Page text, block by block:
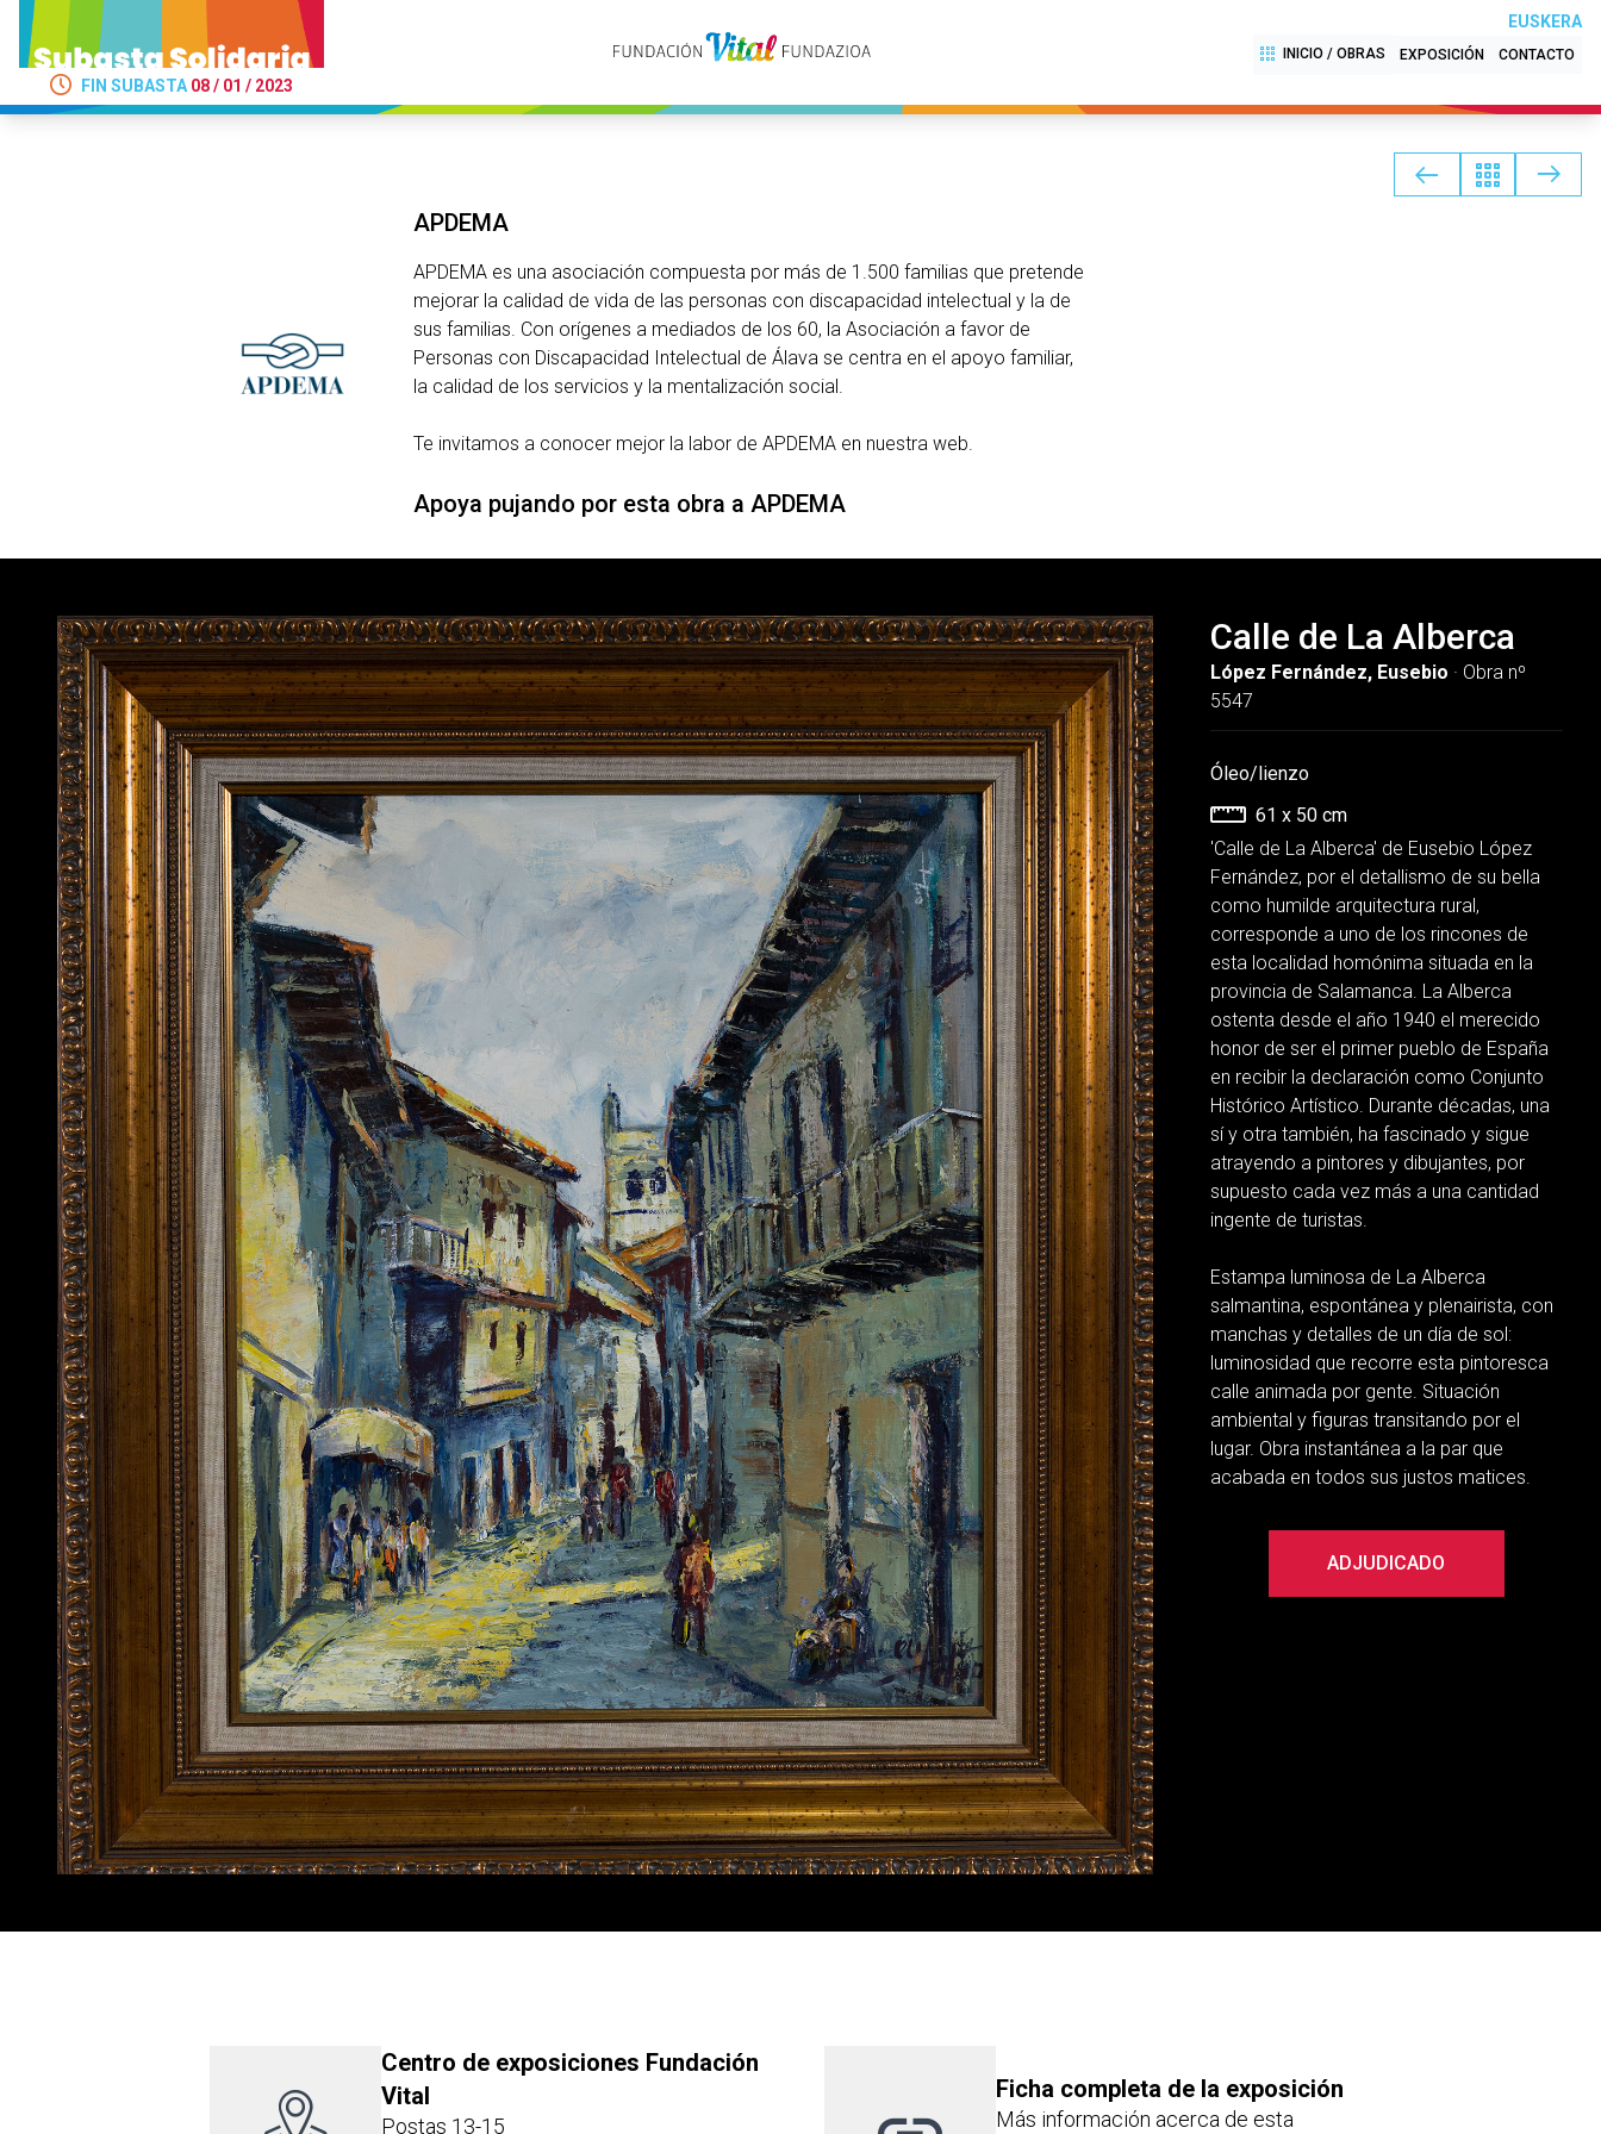
FIN SUBASTA 08 / 01 / 2023
INICIO / OBRAS EXPOSICIÓN CONTACTO
EUSKERA
APDEMA
APDEMA es una asociación compuesta por más de 1.500 familias que pretende
mejorar la calidad de vida de las personas con discapacidad intelectual y la de
sus familias. Con orígenes a mediados de los 60, la Asociación a favor de
Personas con Discapacidad Intelectual de Álava se centra en el apoyo familiar,
la calidad de los servicios y la mentalización social.
Te invitamos a conocer mejor la labor de APDEMA en nuestra web.
Apoya pujando por esta obra a APDEMA
Calle de La Alberca
López Fernández, Eusebio · Obra nº
5547
Óleo/lienzo
61 x 50 cm
'Calle de La Alberca' de Eusebio López
Fernández, por el detallismo de su bella
como humilde arquitectura rural,
corresponde a uno de los rincones de
esta localidad homónima situada en la
provincia de Salamanca. La Alberca
ostenta desde el año 1940 el merecido
honor de ser el primer pueblo de España
en recibir la declaración como Conjunto
Histórico Artístico. Durante décadas, una
sí y otra también, ha fascinado y sigue
atrayendo a pintores y dibujantes, por
supuesto cada vez más a una cantidad
ingente de turistas.
Estampa luminosa de La Alberca
salmantina, espontánea y plenairista, con
manchas y detalles de un día de sol:
luminosidad que recorre esta pintoresca
calle animada por gente. Situación
ambiental y figuras transitando por el
lugar. Obra instantánea a la par que
acabada en todos sus justos matices.
ADJUDICADO
Centro de exposiciones Fundación
Vital
Postas 13-15
Ficha completa de la exposición
Más información acerca de esta